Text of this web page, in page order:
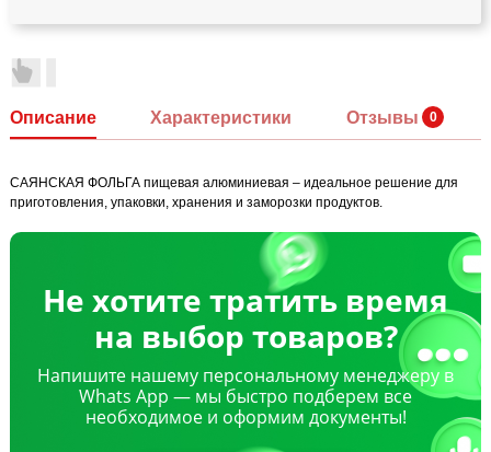
Описание Характеристики Отзывы
САЯНСКАЯ ФОЛЬГА пищевая алюминиевая – идеальное решение для
приготовления, упаковки, хранения и заморозки продуктов.
Не хотите тратить время
на выбор товаров?
Напишите нашему персональному менеджеру в
Whats App — мы быстро подберем все
необходимое и оформим документы!